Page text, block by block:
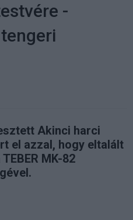
-
Akinci harci
el azzal, hogy eltalált
MK-82